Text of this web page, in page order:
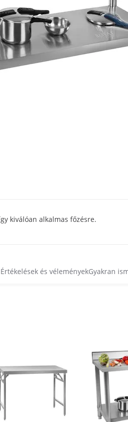
kiválóan alkalmas főzésre.
Értékelések és véleményekGyakran